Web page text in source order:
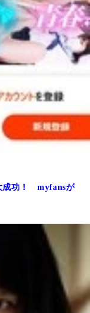
成功！ myfansが